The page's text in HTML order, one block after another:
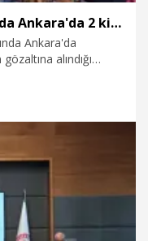
Gülistan Doku soruşturmasında Ankara'da 2 kişi gözaltına alındı
Ankara'da
alındığı